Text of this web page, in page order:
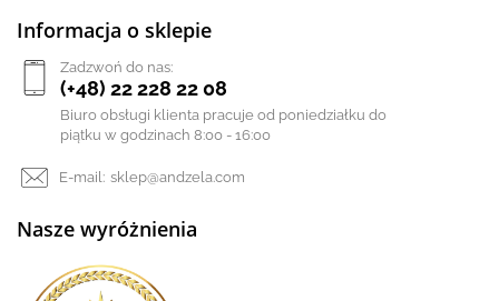
Informacja o sklepie
Zadzwoń do nas:
(+48) 22 228 22 08
Biuro obsługi klienta pracuje od poniedziałku do
piątku w godzinach 8:00 - 16:00
E-mail: sklep@andzela.com
Nasze wyróżnienia